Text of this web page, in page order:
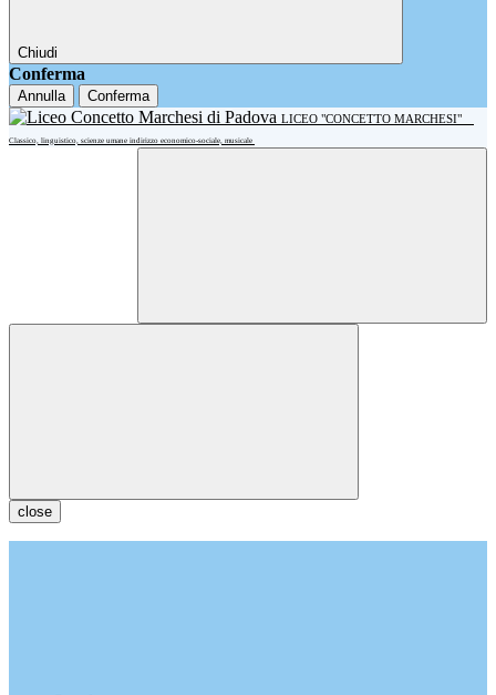
Chiudi
Conferma
Annulla Conferma
LICEO "CONCETTO MARCHESI"
Classico, linguistico, scienze umane indirizzo economico-sociale, musicale
close